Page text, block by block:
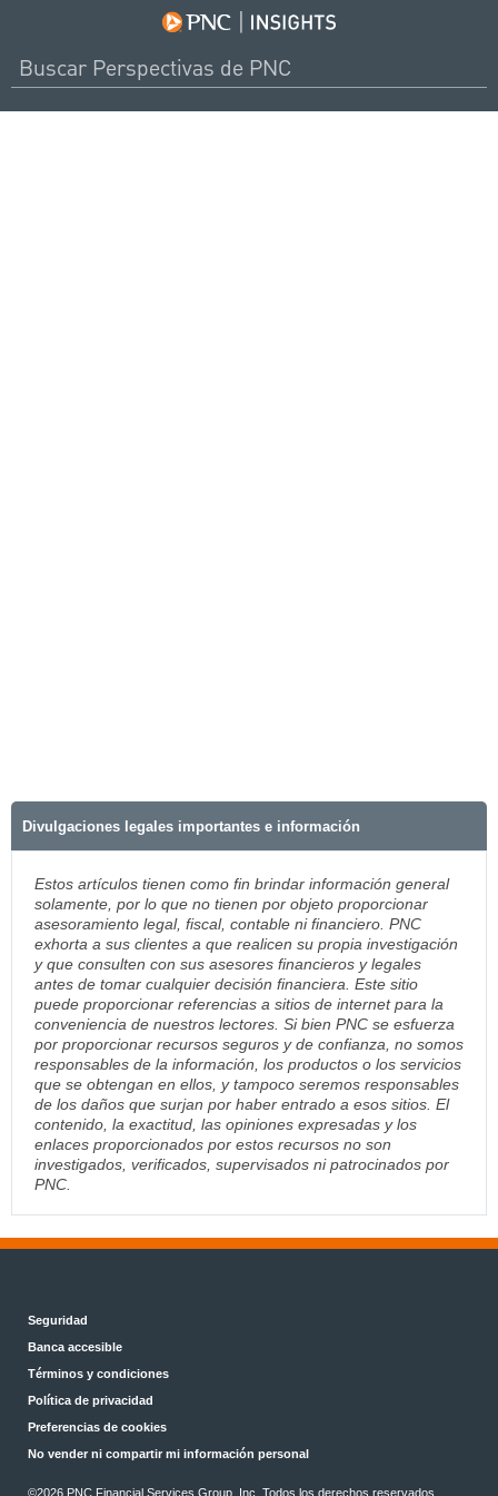
Divulgaciones legales importantes e información
Estos artículos tienen como fin brindar información general
solamente, por lo que no tienen por objeto proporcionar
asesoramiento legal, fiscal, contable ni financiero. PNC
exhorta a sus clientes a que realicen su propia investigación
y que consulten con sus asesores financieros y legales
antes de tomar cualquier decisión financiera. Este sitio
puede proporcionar referencias a sitios de internet para la
conveniencia de nuestros lectores. Si bien PNC se esfuerza
por proporcionar recursos seguros y de confianza, no somos
responsables de la información, los productos o los servicios
que se obtengan en ellos, y tampoco seremos responsables
de los daños que surjan por haber entrado a esos sitios. El
contenido, la exactitud, las opiniones expresadas y los
enlaces proporcionados por estos recursos no son
investigados, verificados, supervisados ni patrocinados por
PNC.
Seguridad
Banca accesible
Términos y condiciones
Política de privacidad
Preferencias de cookies
No vender ni compartir mi información personal
©2026 PNC Financial Services Group, Inc. Todos los derechos reservados.